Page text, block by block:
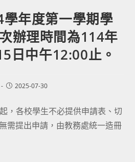
學年度第一學期學
辦理時間為114年
日中午12:00止。
Post2025-07-30
，各校學生不必提供申請表、切
需提出申請，由教務處統一造冊